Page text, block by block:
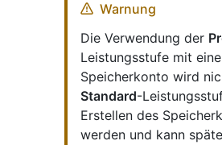
Warnung
Die Verwendung der
Leistungsstufe mit
Speicherkonto wird
Standard-
Erstellen des
werden und kann